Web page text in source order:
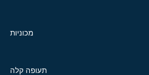
מכוניות
תעופה קלה